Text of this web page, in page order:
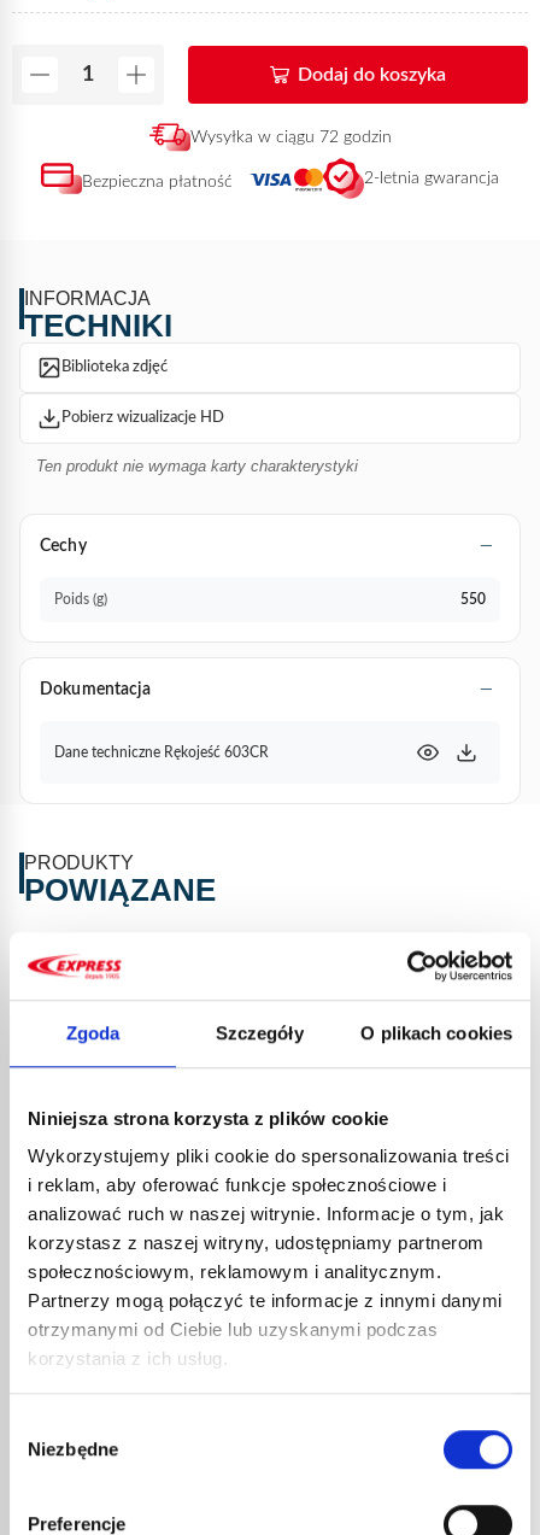
Zgoda Szczegóły O plikach cookies
Niniejsza strona korzysta z plików cookie
Wykorzystujemy pliki cookie do spersonalizowania treści
i reklam, aby oferować funkcje społecznościowe i
analizować ruch w naszej witrynie. Informacje o tym, jak
korzystasz z naszej witryny, udostępniamy partnerom
społecznościowym, reklamowym i analitycznym.
Partnerzy mogą połączyć te informacje z innymi danymi
otrzymanymi od Ciebie lub uzyskanymi podczas
korzystania z ich usług.
zgody
Niezbędne
Preferencje
online na tej stronie.
Dodaj do koszyka
Wysyłka w ciągu 72 godzin
Bezpieczna płatność 2-letnia gwarancja
INFORMACJA
TECHNIKI
Biblioteka zdjęć
Pobierz wizualizacje HD
Ten produkt nie wymaga karty charakterystyki
Cechy
Poids (g) 550
Dokumentacja
Dane techniczne Rękojeść 603CR
PRODUKTY
POWIĄZANE
GŁOWICA Z GROTEM DO
PALNIKA DEKARSKIEGO NR. KAT
130,90€
Lanca do żelazek dekarskich z kompaktową,
lekką i cichą końcówką. Bardzo szybki wzrost
antykorozyjną. Lanca...
nr kat.:
INNE